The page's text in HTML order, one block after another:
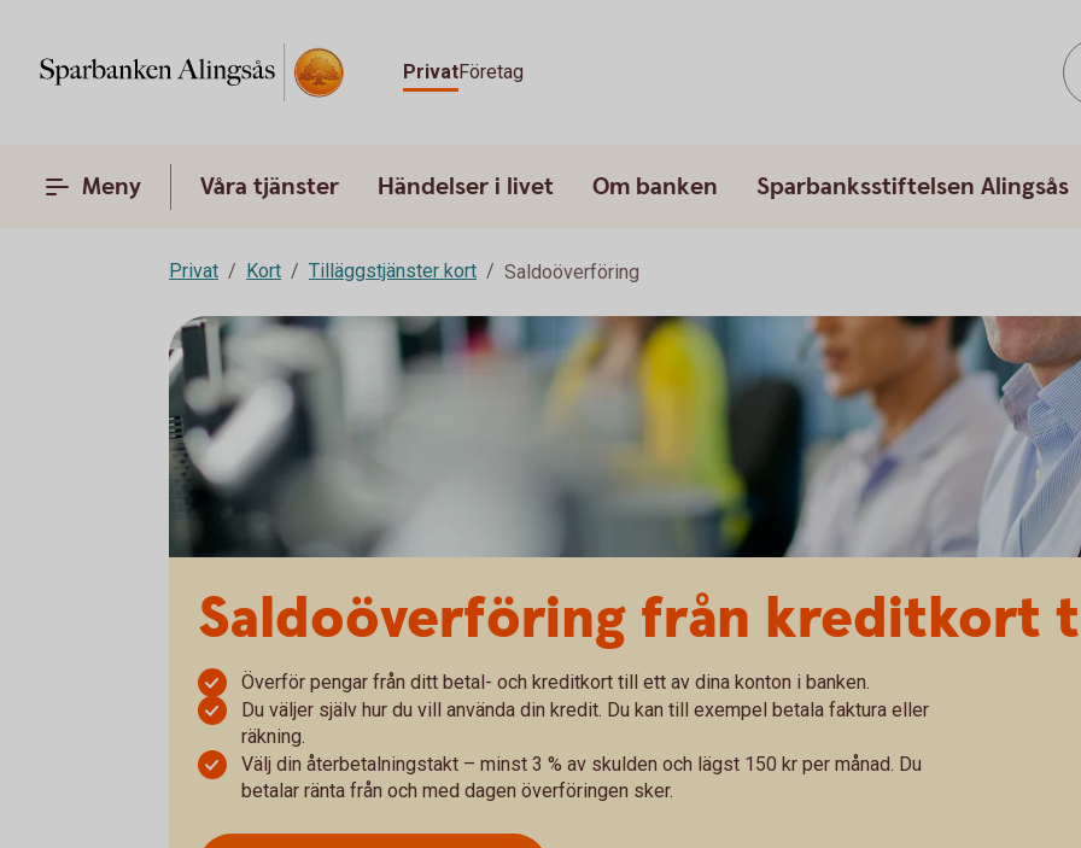
PrivatFöretag
Meny Våra tjänster Händelser i livet Om banken Sparbanksstiftelsen Alingsås
Privat Kort Tilläggstjänster kort Saldoöverföring
Saldoöverföring från kreditkort
Överför pengar från ditt betal- och kreditkort till ett av dina konton i banken.
Du väljer själv hur du vill använda din kredit. Du kan till exempel betala faktura eller
räkning.
Välj din återbetalningstakt – minst 3 % av skulden och lägst 150 kr per månad. Du
betalar ränta från och med dagen överföringen sker.